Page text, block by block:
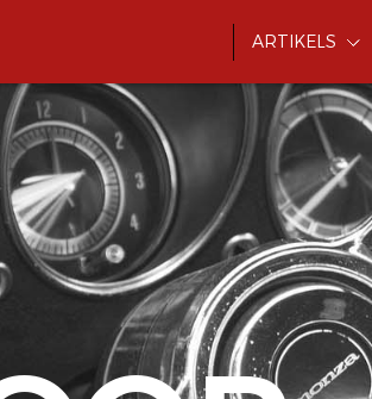
ARTIKELS